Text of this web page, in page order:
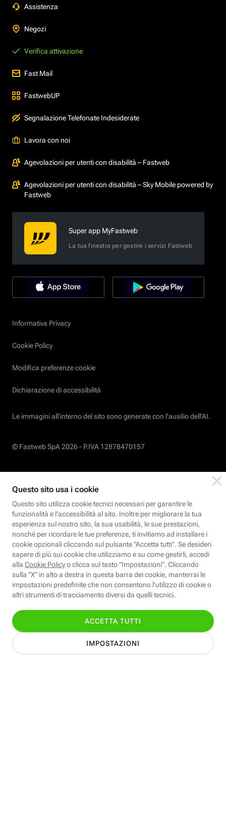
Assistenza
Negozi
Verifica attivazione
Fast Mail
FastwebUP
Segnalazione Telefonate Indesiderate
Lavora con noi
Agevolazioni per utenti con disabilità – Fastweb
Agevolazioni per utenti con disabilità – Sky Mobile powered by
Fastweb
Super app MyFastweb
La tua finestra per gestire i servizi Fastweb
Informativa Privacy
Cookie Policy
Modifica preferenze cookie
Dichiarazione di accessibilità
Le immagini all’interno del sito sono generate con l'ausilio dell'AI.
© Fastweb SpA 2026 - P.IVA 12878470157